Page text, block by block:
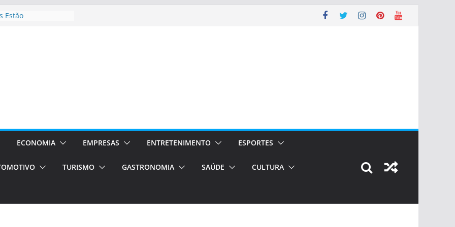
Estão
em Porto
de transfer,
de alto padrão
bolsas –
o segundo
únicas e
de volta!
ECONOMIA EMPRESAS ENTRETENIMENTO ESPORTES
TURISMO GASTRONOMIA SAÚDE CULTURA